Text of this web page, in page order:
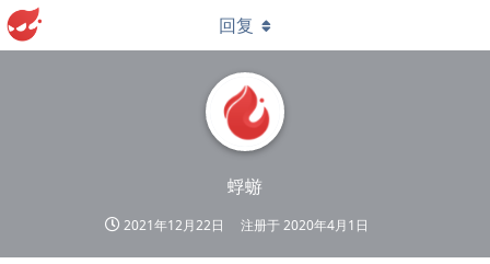
蜉蝣
2021年12月22日 注册于2020年4月1日
回复